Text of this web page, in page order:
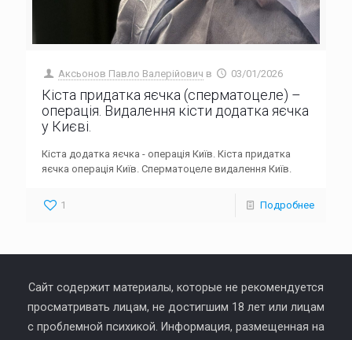
Аксьонов Павло Валерійович в 03/01/2026
Кіста придатка яєчка (сперматоцеле) –
операція. Видалення кісти додатка яєчка
у Києві.
Кіста додатка яєчка - операція Київ. Кіста придатка
яєчка операція Київ. Сперматоцеле видалення Київ.
1 Подробнее
Сайт содержит материалы, которые не рекомендуется
просматривать лицам, не достигшим 18 лет или лицам
с проблемной психикой. Информация, размещенная на